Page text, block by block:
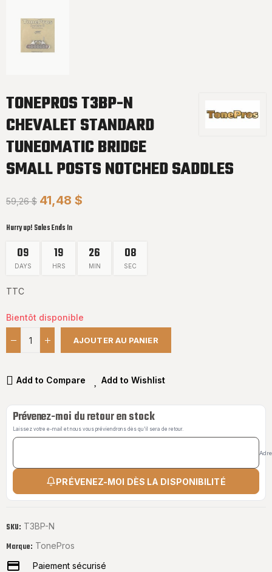
TONEPROS T3BP-N
CHEVALET STANDARD
TUNEOMATIC BRIDGE
SMALL POSTS NOTCHED SADDLES
59,26 $ 41,48 $
Hurry up! Sales Ends In
09
DAYS
19
HRS
26
MIN
07
SEC
TTC
Bientôt disponible
AJOUTER AU PANIER
Add to Compare Add to Wishlist
Prévenez-moi du retour en stock
Laissez votre e-mail et nous vous préviendrons dès qu'il sera de retour.
PRÉVENEZ-MOI DÈS LA DISPONIBILITÉ
SKU: T3BP-N
Marque: TonePros
Paiement sécurisé